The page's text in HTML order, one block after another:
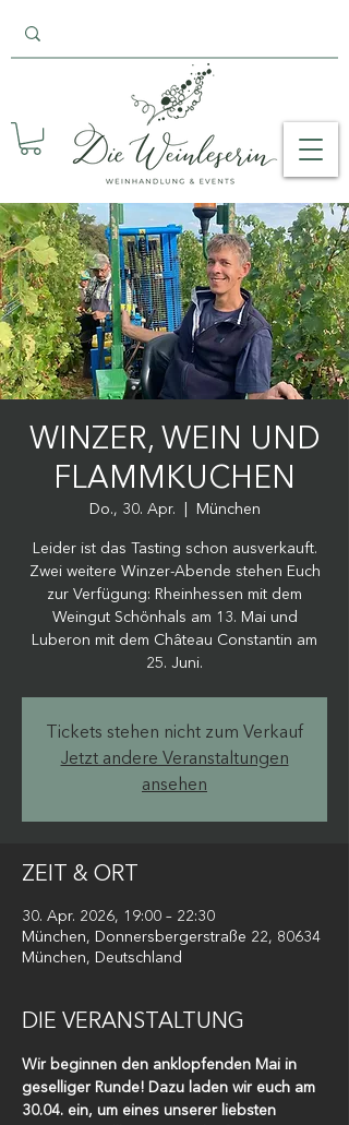
WINZER, WEIN UND
FLAMMKUCHEN
Do., 30. Apr. München
Leider ist das Tasting schon ausverkauft.
Zwei weitere Winzer-Abende stehen Euch
zur Verfügung: Rheinhessen mit dem
Weingut Schönhals am 13. Mai und
Luberon mit dem Château Constantin am
25. Juni.
Tickets stehen nicht zum Verkauf
Jetzt andere Veranstaltungen
ansehen
ZEIT & ORT
30. Apr. 2026, 19:00 – 22:30
München, Donnersbergerstraße 22, 80634
München, Deutschland
DIE VERANSTALTUNG
Wir beginnen den anklopfenden Mai in
geselliger Runde! Dazu laden wir euch am
30.04. ein, um eines unserer liebsten